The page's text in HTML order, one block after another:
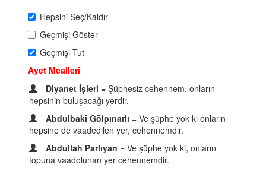
Hepsini Seç/Kaldır
Geçmişi Göster
Geçmişi Tut
Ayet Mealleri
Diyanet İşleri = Şüphesiz cehennem, onların
hepsinin buluşacağı yerdir.
Abdulbaki Gölpınarlı = Ve şüphe yok ki onların
hepsine de vaadedilen yer, cehennemdir.
Abdullah Parlıyan = Ve şüphe yok ki, onların
topuna vaadolunan yer cehennemdir.